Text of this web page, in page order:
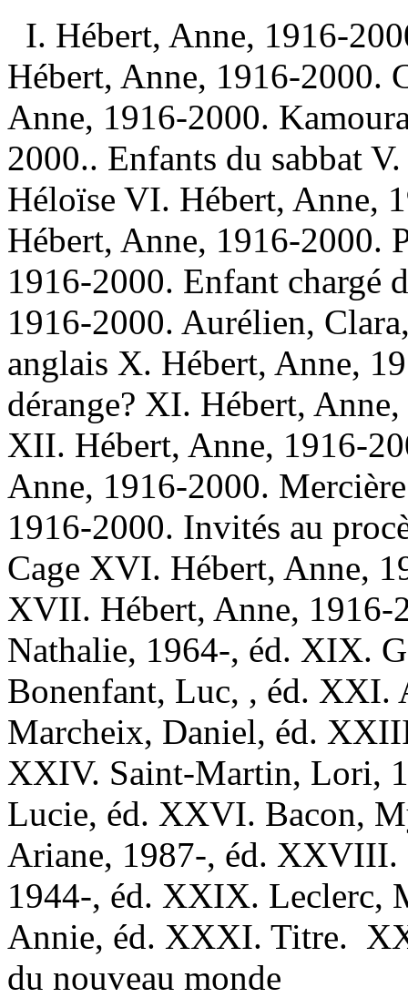
I. Hébert, Anne, 1916-
Hébert, Anne, 1916-2000.
Anne, 1916-2000.
2000.. Enfants du sabbat
Héloïse VI. Hébert, Anne,
Hébert, Anne, 1916-2000.
1916-2000. Enfant chargé
1916-2000. Aurélien,
anglais X. Hébert, Anne,
dérange? XI. Hébert,
XII. Hébert, Anne, 1916-
Anne, 1916-2000.
1916-2000. Invités au
Cage XVI. Hébert, Anne,
XVII. Hébert, Anne,
Nathalie, 1964-, éd. XIX.
Bonenfant, Luc, , éd. XXI.
Marcheix, Daniel, éd.
XXIV. Saint-Martin, Lori,
Lucie, éd. XXVI. Bacon,
Ariane, 1987-, éd. XXVIII.
1944-, éd. XXIX. Leclerc,
Annie, éd. XXXI. Titre.
du nouveau monde